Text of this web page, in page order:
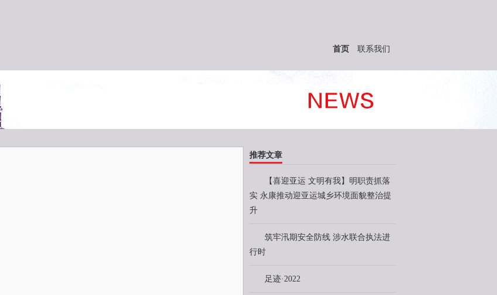
首页 联系我们
推荐文章
【喜迎亚运 文明有我】明职责抓落
实 永康推动迎亚运城乡环境面貌整治提
升
筑牢汛期安全防线 涉水联合执法进
行时
足迹·2022